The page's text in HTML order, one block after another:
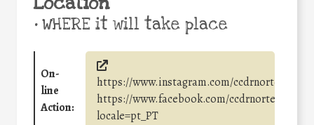
•WHERE it will take place
On-
line
Action:
https://www.instagram.com/ccdrnorte/,
https://www.facebook.com/ccdrnorte/?
locale=pt_PT